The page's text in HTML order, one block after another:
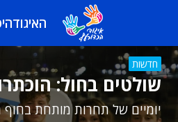
האיגוד
חדשות
שולטים בחול:
יומיים של תחרות מותחת בחוף